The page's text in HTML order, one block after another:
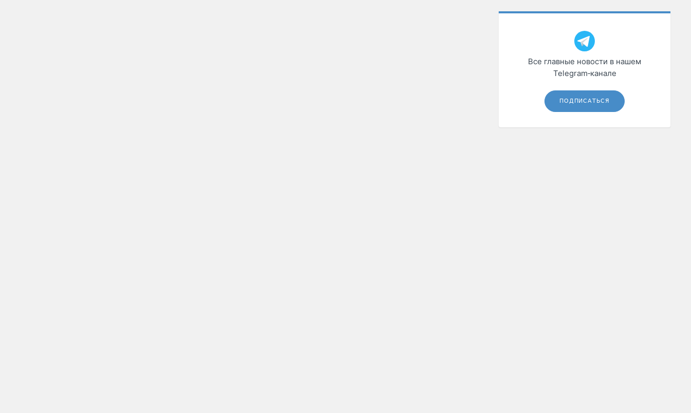
Все главные новости в нашем
Telegram‑канале
ПОДПИСАТЬСЯ